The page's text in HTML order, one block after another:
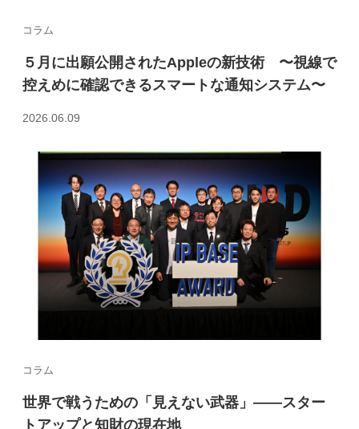
コラム
５月に出願公開されたAppleの新技術 〜視線で
控えめに確認できるスマートな通知システム〜
2026.06.09
コラム
世界で戦うための「見えない武器」――スター
トアップと知財の現在地